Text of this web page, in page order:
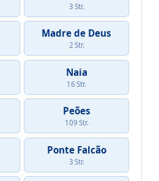
3 Str.
Madre de Deus
2 Str.
Naia
16 Str.
Peões
109 Str.
Ponte Falcão
3 Str.